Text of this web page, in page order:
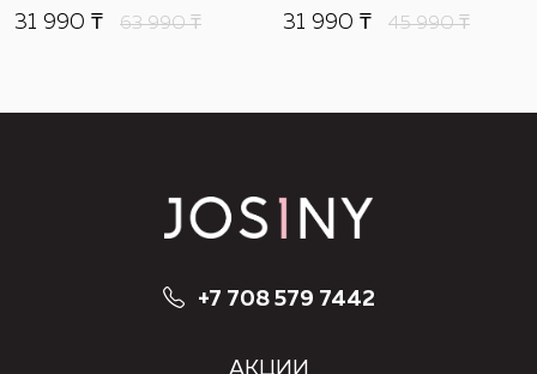
31 990 ₸ 63 990₸ 31 990 ₸ 45 990₸
+7 708 579 7442
АКЦИИ